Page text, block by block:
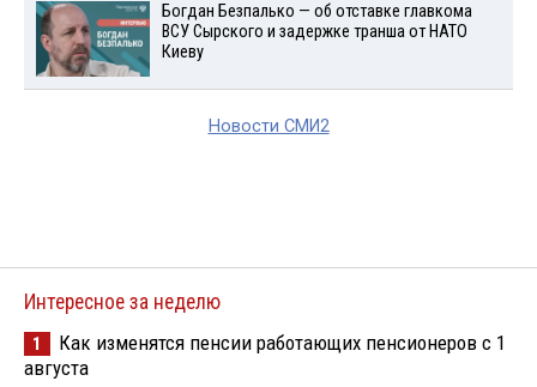
Богдан Безпалько — об отставке главкома
ВСУ Сырского и задержке транша от НАТО
Киеву
Новости СМИ2
Интересное за неделю
1
Как изменятся пенсии работающих пенсионеров с 1
августа